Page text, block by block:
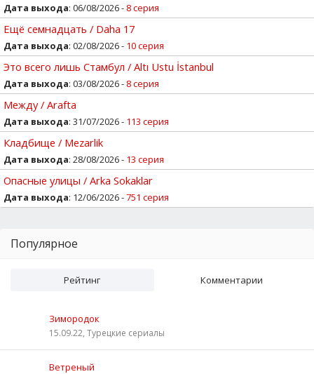
Дата выхода: 06/08/2026 - 8 серия
Ещё семнадцать / Daha 17
Дата выхода: 02/08/2026 - 10 серия
Это всего лишь Стамбул / Altı Ustu İstanbul
Дата выхода: 03/08/2026 - 8 серия
Между / Arafta
Дата выхода: 31/07/2026 - 113 серия
Кладбище / Mezarlik
Дата выхода: 28/08/2026 - 13 серия
Опасные улицы / Arka Sokaklar
Дата выхода: 12/06/2026 -751 серия
Популярное
Рейтинг Комментарии
Зимородок
15.09.22, Турецкие сериалы
Ветреный